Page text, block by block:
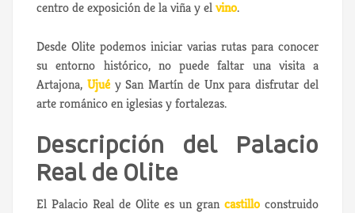
centro de exposición de la viña y elvino.
Desde Olite podemos iniciar varias rutas para conocer
su entorno histórico, no puede faltar una visita a
Artajona, Ujuéy San Martín de Unx para disfrutar del
arte románico en iglesias y fortalezas.
Descripción del Palacio
Real de Olite
El Palacio Real de Olite es un gran castillo construido